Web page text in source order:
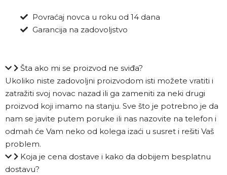
Povraćaj novca u roku od 14 dana
Garancija na zadovoljstvo
Šta ako mi se proizvod ne sviđa?
Ukoliko niste zadovoljni proizvodom isti možete vratiti i
zatražiti svoj novac nazad ili ga zameniti za neki drugi
proizvod koji imamo na stanju. Sve što je potrebno je da
nam se javite putem poruke ili nas nazovite na telefon i
odmah će Vam neko od kolega izaći u susret i rešiti Vaš
problem.
Koja je cena dostave i kako da dobijem besplatnu
dostavu?